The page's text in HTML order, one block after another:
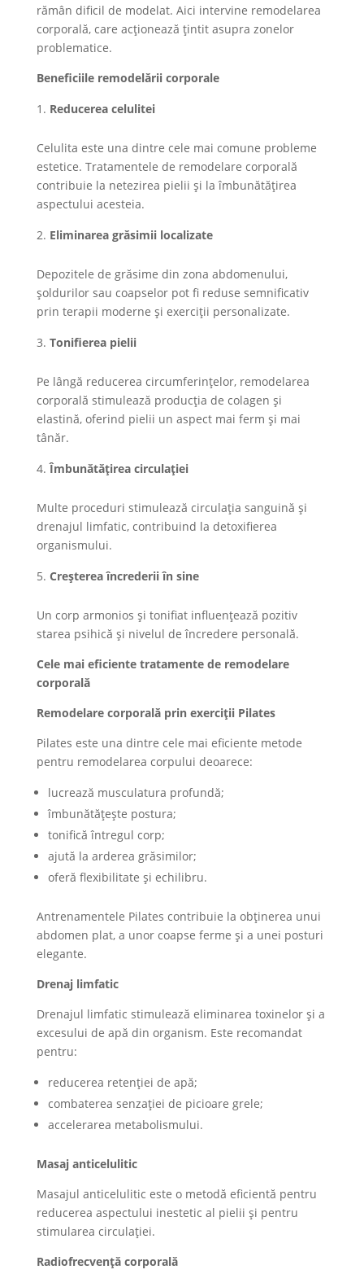
rămân dificil de modelat. Aici intervine remodelarea
corporală, care acționează țintit asupra zonelor
problematice.
Beneficiile remodelării corporale
Reducerea celulitei
Celulita este una dintre cele mai comune probleme
estetice. Tratamentele de remodelare corporală
contribuie la netezirea pielii și la îmbunătățirea
aspectului acesteia.
Eliminarea grăsimii localizate
Depozitele de grăsime din zona abdomenului,
șoldurilor sau coapselor pot fi reduse semnificativ
prin terapii moderne și exerciții personalizate.
Tonifierea pielii
Pe lângă reducerea circumferințelor, remodelarea
corporală stimulează producția de colagen și
elastină, oferind pielii un aspect mai ferm și mai
tânăr.
Îmbunătățirea circulației
Multe proceduri stimulează circulația sanguină și
drenajul limfatic, contribuind la detoxifierea
organismului.
Creșterea încrederii în sine
Un corp armonios și tonifiat influențează pozitiv
starea psihică și nivelul de încredere personală.
Cele mai eficiente tratamente de remodelare
corporală
Remodelare corporală prin exerciții Pilates
Pilates este una dintre cele mai eficiente metode
pentru remodelarea corpului deoarece:
lucrează musculatura profundă;
îmbunătățește postura;
tonifică întregul corp;
ajută la arderea grăsimilor;
oferă flexibilitate și echilibru.
Antrenamentele Pilates contribuie la obținerea unui
abdomen plat, a unor coapse ferme și a unei posturi
elegante.
Drenaj limfatic
Drenajul limfatic stimulează eliminarea toxinelor și a
excesului de apă din organism. Este recomandat
pentru:
reducerea retenției de apă;
combaterea senzației de picioare grele;
accelerarea metabolismului.
Masaj anticelulitic
Masajul anticelulitic este o metodă eficientă pentru
reducerea aspectului inestetic al pielii și pentru
stimularea circulației.
Radiofrecvență corporală